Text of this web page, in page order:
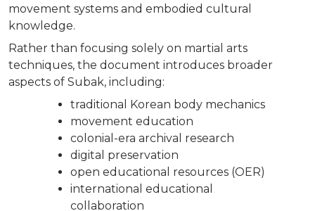
movement systems and embodied cultural
knowledge.
Rather than focusing solely on martial arts
techniques, the document introduces broader
aspects of Subak, including:
traditional Korean body mechanics
movement education
colonial-era archival research
digital preservation
open educational resources (OER)
international educational
collaboration